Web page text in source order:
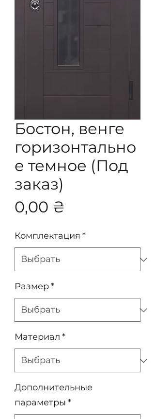
Бостон, венге
горизонтально
е темное (Под
заказ)
0,00 ₴
Комплектация *
Размер*
Материал *
Дополнительные
параметры *